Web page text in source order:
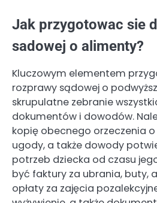
Jak przygotowac sie
sadowej o alimenty?
Kluczowym elementem
rozprawy sądowej o
skrupulatne zebranie
dokumentów i dowodów.
kopię obecnego orzeczenia
ugody, a także dowody
potrzeb dziecka od czasu
być faktury za ubrania, buty,
opłaty za zajęcia